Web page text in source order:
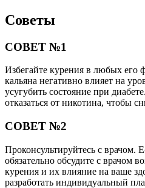
Советы
СОВЕТ №1
Избегайте курения в любых его
кальяна негативно влияет на
усугубить состояние при
отказаться от никотина, чтобы
СОВЕТ №2
Проконсультируйтесь с врачом.
обязательно обсудите с врачом
курения и их влияние на ваше
разработать индивидуальный